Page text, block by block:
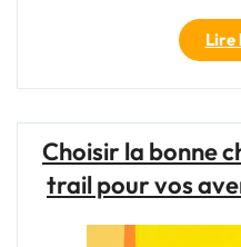
Lire
Choisir la bonne
trail pour vos